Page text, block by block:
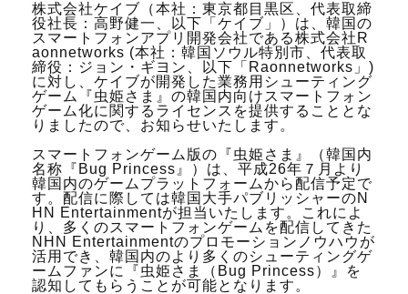
株式会社ケイブ（本社：東京都目黒区、代表取締
役社長：高野健一、以下「ケイブ」）は、韓国の
スマートフォンアプリ開発会社である株式会社R
aonnetworks (本社：韓国ソウル特別市、代表取
締役：ジョン・ギヨン、以下「Raonnetworks」)
に対し、ケイブが開発した業務用シューティング
ゲーム『虫姫さま』の韓国内向けスマートフォン
ゲーム化に関するライセンスを提供することとな
りましたので、お知らせいたします。
スマートフォンゲーム版の『虫姫さま』（韓国内
名称『Bug Princess』）は、平成26年７月より
韓国内のゲームプラットフォームから配信予定で
す。配信に際しては韓国大手パブリッシャーのN
HN Entertainmentが担当いたします。これによ
り、多くのスマートフォンゲームを配信してきた
NHN Entertainmentのプロモーションノウハウが
活用でき、韓国内のより多くのシューティングゲ
ームファンに『虫姫さま（Bug Princess）』を
認知してもらうことが可能となります。